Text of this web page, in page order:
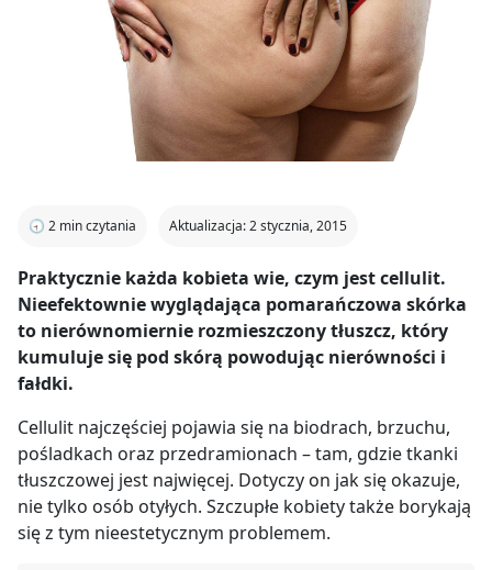
🕣 2 min czytania Aktualizacja: 2 stycznia, 2015
Praktycznie każda kobieta wie, czym jest cellulit.
Nieefektownie wyglądająca pomarańczowa skórka
to nierównomiernie rozmieszczony tłuszcz, który
kumuluje się pod skórą powodując nierówności i
fałdki.
Cellulit najczęściej pojawia się na biodrach, brzuchu,
pośladkach oraz przedramionach – tam, gdzie tkanki
tłuszczowej jest najwięcej. Dotyczy on jak się okazuje,
nie tylko osób otyłych. Szczupłe kobiety także borykają
się z tym nieestetycznym problemem.